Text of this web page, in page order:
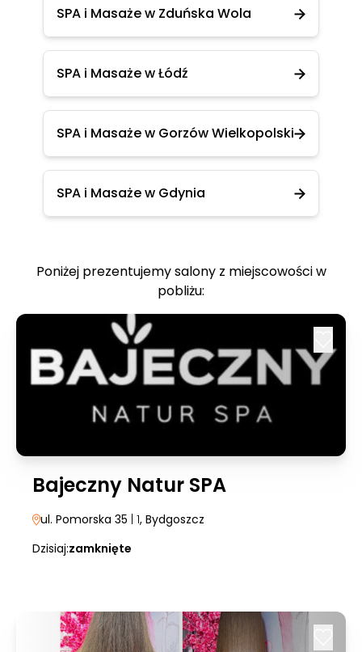
SPA i Masaże w Zduńska Wola
SPA i Masaże w Łódź
SPA i Masaże w Gorzów Wielkopolski
SPA i Masaże w Gdynia
Poniżej prezentujemy salony z miejscowości w
pobliżu:
Bajeczny Natur SPA
ul. Pomorska 35 | 1, Bydgoszcz
Dzisiaj:zamknięte